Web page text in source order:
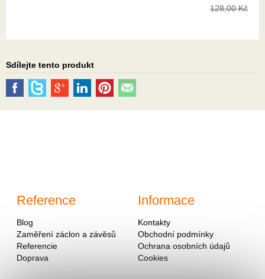
128,00Kč
Sdílejte tento produkt
Reference
Blog
Zaměření záclon a závěsů
Referencie
Doprava
Informace
Kontakty
Obchodní podmínky
Ochrana osobních údajů
Cookies